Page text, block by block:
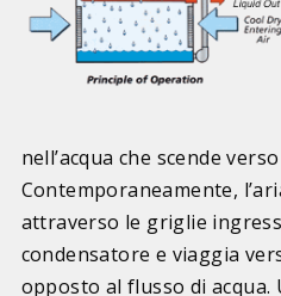
nell’acqua che scende
Contemporaneamente,
attraverso le griglie
condensatore e viaggia
opposto al flusso di acqua.